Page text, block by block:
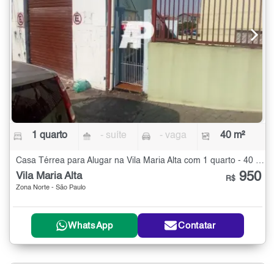
1 quarto - suíte - vaga 40 m²
Casa Térrea para Alugar na Vila Maria Alta com 1 quarto - 40 m²
Vila Maria Alta
Zona Norte - São Paulo
R$ 950
WhatsApp Contatar